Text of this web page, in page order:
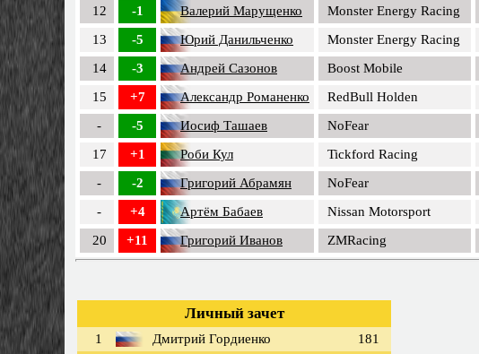
12
-1 Валерий Марущенко Monster Energy Racing
13
-5 Юрий Данильченко Monster Energy Racing
14
-3 Андрей Сазонов Boost Mobile
15
+7 Александр Романенко RedBull Holden
-
-5 Иосиф Ташаев NoFear
17
+1 Роби Кул Tickford Racing
-
-2 Григорий Абрамян NoFear
-
+4 Артём Бабаев Nissan Motorsport
20
+11 Григорий Иванов ZMRacing
Личный зачет
1 Дмитрий Гордиенко 181